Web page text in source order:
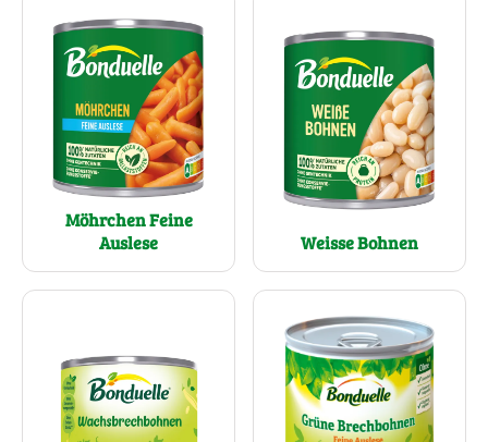
Möhrchen Feine
Auslese
Weisse Bohnen